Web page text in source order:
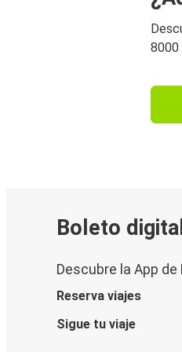
8000
Boleto
Descubre la App de
Reserva viajes
Sigue tu viaje